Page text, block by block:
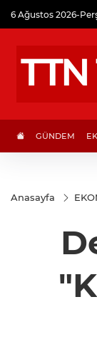
6 Ağustos 2026-
GÜNDEM
Anasayfa